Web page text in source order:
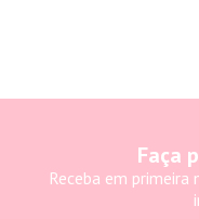
Faça
Receba em